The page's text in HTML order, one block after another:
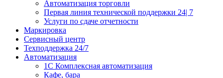
Автоматизация торговли
Первая линия технической поддержки 24| 7
Услуги по сдаче отчетности
Маркировка
Сервисный центр
Техподдержка 24/7
Автоматизация
1C Комплексная автоматизация
Кафе, бара